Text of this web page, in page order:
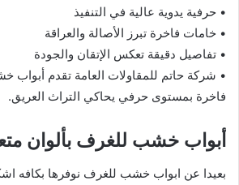
• حرفية يدوية عالية في التنفيذ
• خامات فاخرة تبرز الأصالة والعراقة
• تفاصيل دقيقة تعكس الإتقان والجودة
• شركة حاتم للمقاولات العامة تقدم أبواب
فاخرة بمستوى حرفي يحاكي التراث العريق.
أبواب خشب للغرف بألوان